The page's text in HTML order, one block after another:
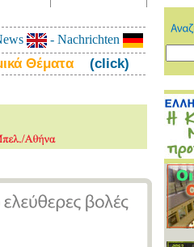
- Nachrichten
Θέματα (click)